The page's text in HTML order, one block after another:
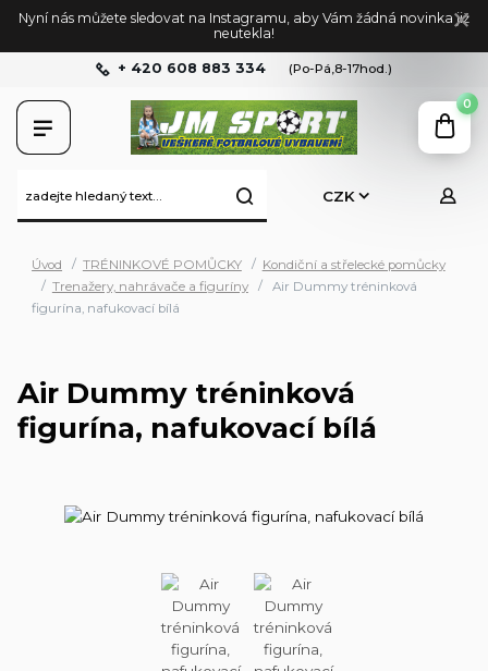
Nyní nás můžete sledovat na Instagramu, aby Vám žádná novinka již
neutekla!
CZK
+ 420 608 883 334 (Po-Pá,8-17hod.)
0
Úvod TRÉNINKOVÉ POMŮCKY
Kondiční a střelecké pomůcky
Trenažery, nahrávače a figuríny
Air Dummy tréninková
figurína, nafukovací bílá
Air Dummy tréninková
figurína, nafukovací bílá